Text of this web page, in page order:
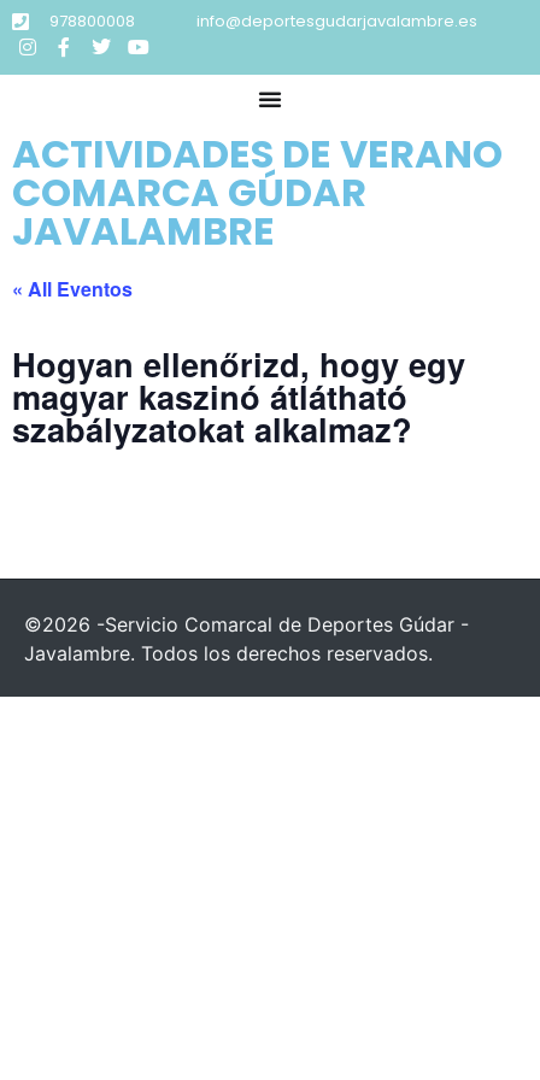
978800008 info@deportesgudarjavalambre.es
ACTIVIDADES DE VERANO
COMARCA GÚDAR
JAVALAMBRE
« All Eventos
Hogyan ellenőrizd, hogy egy
magyar kaszinó átlátható
szabályzatokat alkalmaz?
©2026 -Servicio Comarcal de Deportes Gúdar -
Javalambre. Todos los derechos reservados.